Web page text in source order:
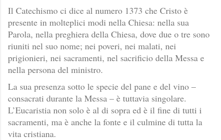
Il Catechismo ci dice al numero 1373 che Cristo è
presente in molteplici modi nella Chiesa: nella sua
Parola, nella preghiera della Chiesa, dove due o tre sono
riuniti nel suo nome; nei poveri, nei malati, nei
prigionieri, nei sacramenti, nel sacrificio della Messa e
nella persona del ministro.
La sua presenza sotto le specie del pane e del vino –
consacrati durante la Messa – è tuttavia singolare.
L’Eucaristia non solo è al di sopra ed è il fine di tutti i
sacramenti, ma è anche la fonte e il culmine di tutta la
vita cristiana.